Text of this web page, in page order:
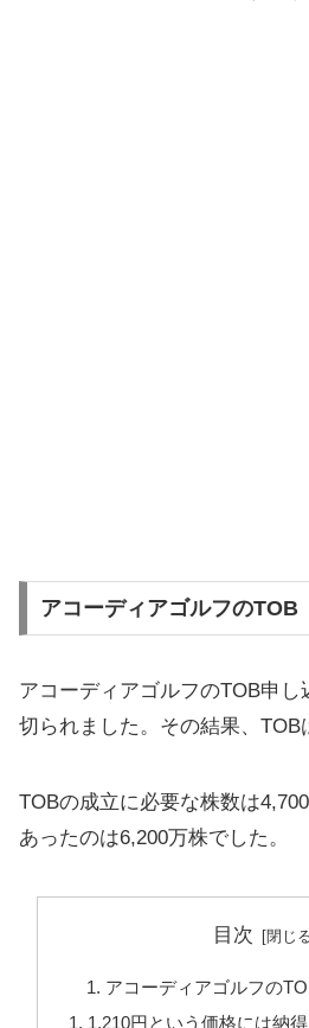
アコーディアゴルフのTOB
アコーディアゴルフのTOB申し
切られました。その結果、TOB
TOBの成立に必要な株数は
あったのは6,200万株でした。
目次
アコーディアゴルフの
1,210円という価格には納